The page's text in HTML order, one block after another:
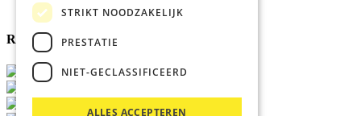
Cookies
Reviewmerk
STRIKT NOODZAKELIJK
PRESTATIE
NIET-GECLASSIFICEERD
ALLES ACCEPTEREN